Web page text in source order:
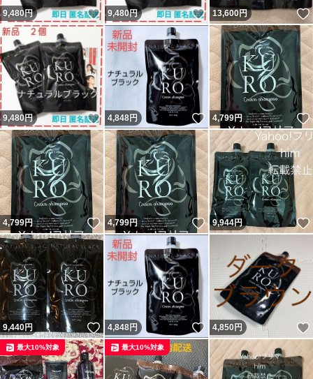
9,480円 いいね！
9,480円 いいね！
13,600円
9,480円 いいね！
4,848円 いいね！
4,799円
4,799円 いいね！
4,799円 いいね！
9,944円
9,440円 いいね！
4,848円 いいね！
4,850円
最大10%対象 最大10%対象